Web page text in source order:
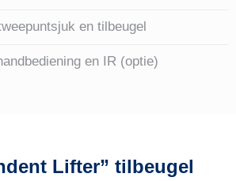
en tilbeugel
en IR (optie)
Lifter” tilbeugel